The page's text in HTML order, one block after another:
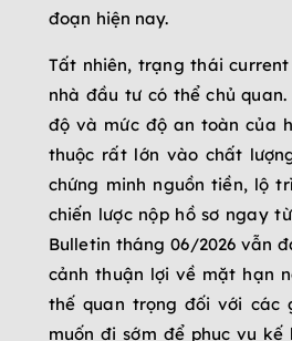
đoạn hiện nay.
Tất nhiên, trạng thái
nhà đầu tư có thể chủ
độ và mức độ an toàn của
thuộc rất lớn vào chất
chứng minh nguồn tiền, lộ
chiến lược nộp hồ sơ ngay
Bulletin tháng 06/2026 vẫn
cảnh thuận lợi về mặt hạn
thế quan trọng đối với các
muốn đi sớm để phục vụ kế